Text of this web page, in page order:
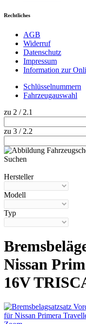
Rechtliches
AGB
Widerruf
Datenschutz
Impressum
Information zur
Schlüsselnummern
Fahrzeugauswahl
zu 2 / 2.1
zu 3 / 2.2
Suchen
Hersteller
Modell
Typ
Nissan
16V